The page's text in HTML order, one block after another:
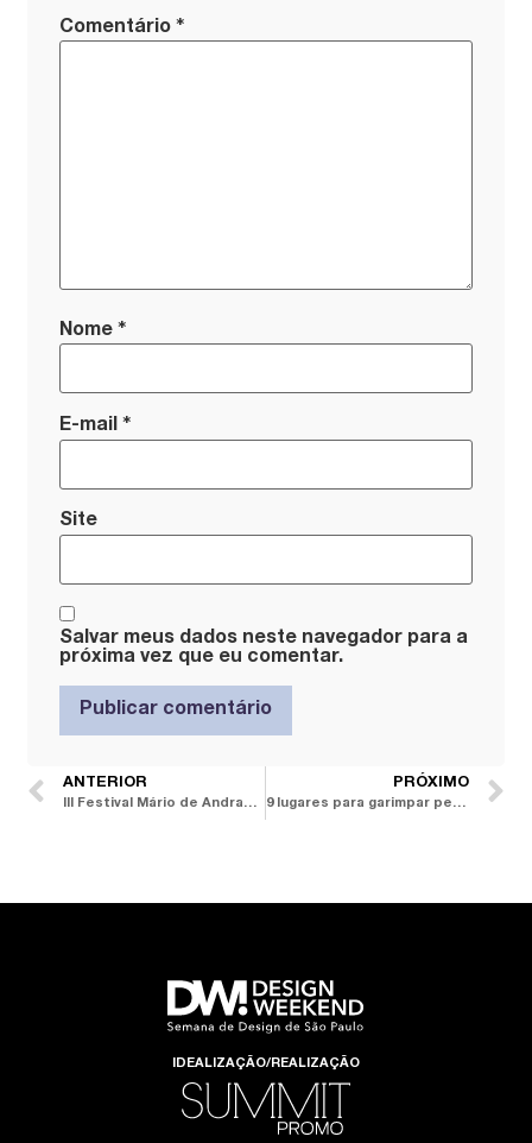
Comentário*
Nome*
E-mail*
Site
Salvar meus dados neste navegador para a
próxima vez que eu comentar.
ANTERIOR
III Festival Mário de Andrade celebra literatura, arte e cultura em mais de 130 eventos
PRÓXIMO
9 lugares para garimpar peças de design: ruas, feiras e lojas de São Paulo com dicas
IDEALIZAÇÃO/REALIZAÇÃO